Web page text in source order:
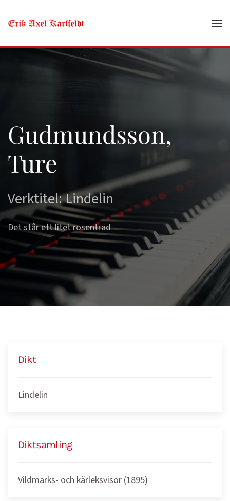
Skip to main content
Gudmundsson,
Ture
Verktitel: Lindelin
Det står ett litet rosenträd
Dikt
Lindelin
Diktsamling
Vildmarks- och kärleksvisor (1895)